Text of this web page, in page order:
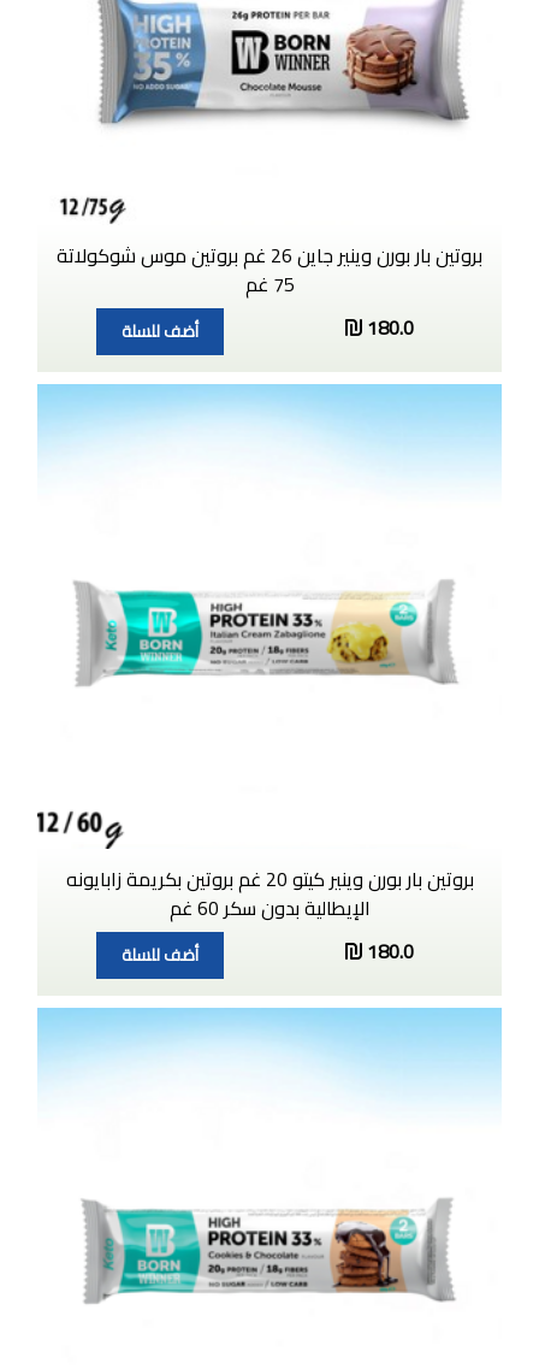
بروتين بار بورن وينير جاين 26 غم بروتين موس شوكولاتة
75 غم
180.0
أضف للسلة
بروتين بار بورن وينير كيتو 20 غم بروتين بكريمة زابايونه
الإيطالية بدون سكر 60 غم
180.0
أضف للسلة